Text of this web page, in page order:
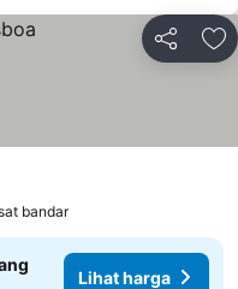
Kongsi
bandar
Lihat harga